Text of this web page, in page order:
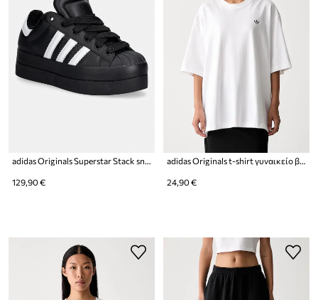
adidas Originals Superstar Stack sneakers γυναικεία δερμάτινα
129,90 €
adidas Originals t-shirt γυναικείο βαμβακερό Essentials
24,90 €